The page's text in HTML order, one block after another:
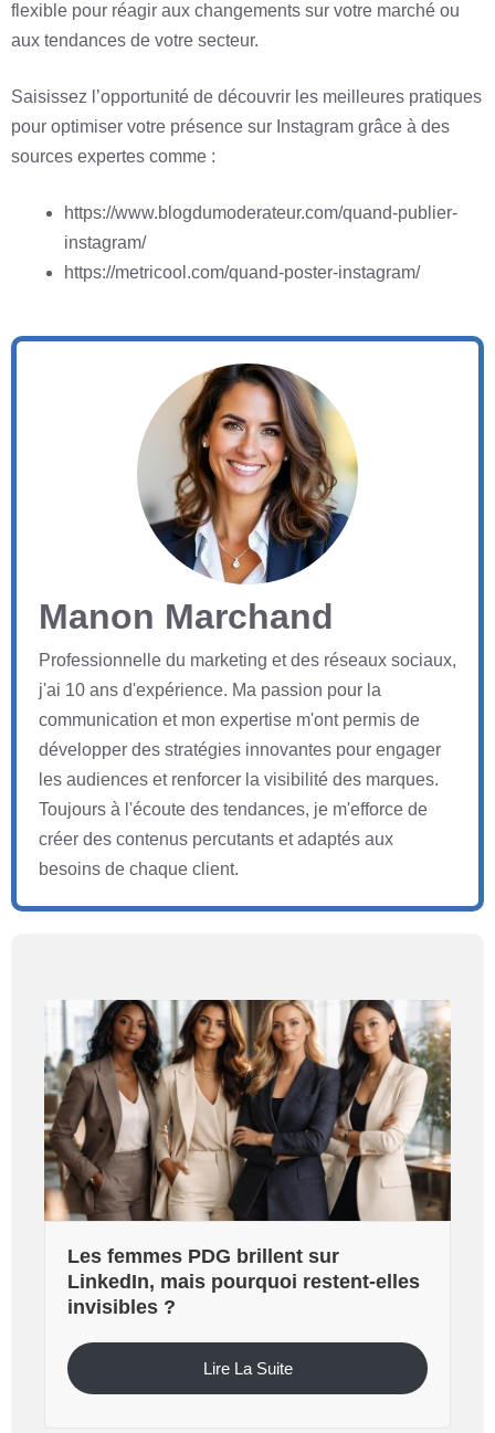
flexible pour réagir aux changements sur votre marché ou
aux tendances de votre secteur.
Saisissez l’opportunité de découvrir les meilleures pratiques
pour optimiser votre présence sur Instagram grâce à des
sources expertes comme :
https://www.blogdumoderateur.com/quand-publier-
instagram/
https://metricool.com/quand-poster-instagram/
Manon Marchand
Professionnelle du marketing et des réseaux sociaux,
j'ai 10 ans d'expérience. Ma passion pour la
communication et mon expertise m'ont permis de
développer des stratégies innovantes pour engager
les audiences et renforcer la visibilité des marques.
Toujours à l'écoute des tendances, je m'efforce de
créer des contenus percutants et adaptés aux
besoins de chaque client.
Les femmes PDG brillent sur
LinkedIn, mais pourquoi restent-elles
invisibles ?
Lire La Suite